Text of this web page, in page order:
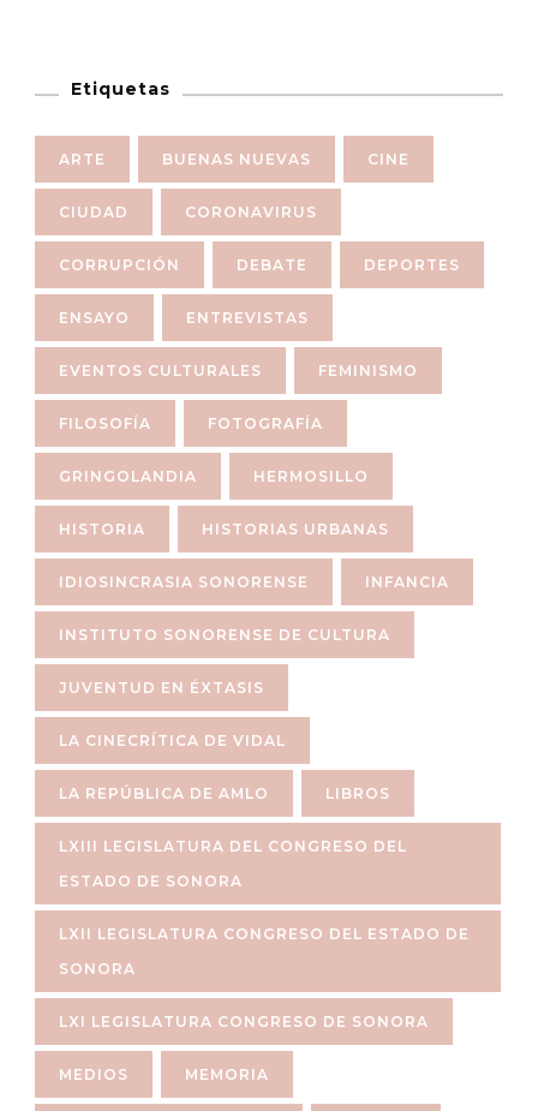
Etiquetas
ARTE BUENAS NUEVAS CINE
CIUDAD CORONAVIRUS
CORRUPCIÓN DEBATE DEPORTES
ENSAYO ENTREVISTAS
EVENTOS CULTURALES FEMINISMO
FILOSOFÍA FOTOGRAFÍA
GRINGOLANDIA HERMOSILLO
HISTORIA HISTORIAS URBANAS
IDIOSINCRASIA SONORENSE INFANCIA
INSTITUTO SONORENSE DE CULTURA
JUVENTUD EN ÉXTASIS
LA CINECRÍTICA DE VIDAL
LA REPÚBLICA DE AMLO LIBROS
LXIII LEGISLATURA DEL CONGRESO DEL
ESTADO DE SONORA
LXII LEGISLATURA CONGRESO DEL ESTADO DE
SONORA
LXI LEGISLATURA CONGRESO DE SONORA
MEDIOS MEMORIA